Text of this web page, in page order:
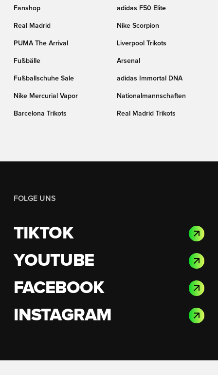
Fanshop adidas F50 Elite
Real Madrid Nike Scorpion
PUMA The Arrival Liverpool Trikots
Fußbälle Arsenal
Fußballschuhe Sale adidas Immortal DNA
Nike Mercurial Vapor Nationalmannschaften
Barcelona Trikots Real Madrid Trikots
FOLGE UNS
TIKTOK
YOUTUBE
FACEBOOK
INSTAGRAM